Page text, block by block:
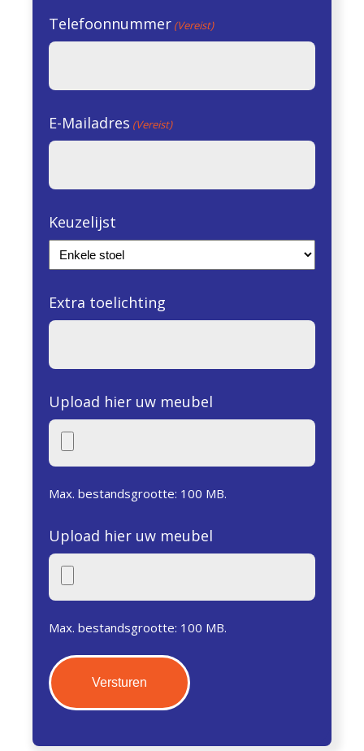
Telefoonnummer (Vereist)
E-Mailadres (Vereist)
Keuzelijst
Extra toelichting
Upload hier uw meubel
Max. bestandsgrootte: 100 MB.
Upload hier uw meubel
Max. bestandsgrootte: 100 MB.